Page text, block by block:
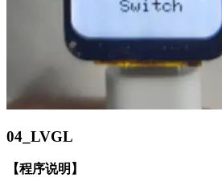
04_LVGL
【程序说明】